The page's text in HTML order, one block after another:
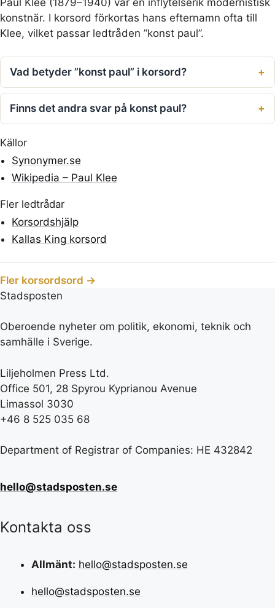
konstnär. I korsord förkortas hans efternamn ofta till
Klee, vilket passar ledtråden ”konst paul”.
Vad betyder ”konst paul” i korsord?
Finns det andra svar på konst paul?
Källor
Synonymer.se
Wikipedia – Paul Klee
Fler ledtrådar
Korsordshjälp
Kallas King korsord
Fler korsordsord →
Stadsposten
Oberoende nyheter om politik, ekonomi, teknik och
samhälle i Sverige.
Liljeholmen Press Ltd.
Office 501, 28 Spyrou Kyprianou Avenue
Limassol 3030
+46 8 525 035 68
Department of Registrar of Companies: HE 432842
hello@stadsposten.se
Kontakta oss
Allmänt: hello@stadsposten.se
hello@stadsposten.se